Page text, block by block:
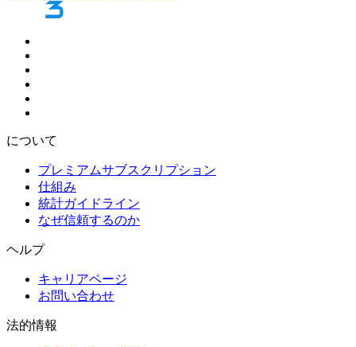
について
プレミアムサブスクリプション
仕組み
統計ガイドライン
なぜ信頼するのか
ヘルプ
キャリアページ
お問い合わせ
法的情報